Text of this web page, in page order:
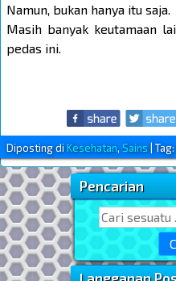
Namun, bukan hanya itu saja.
Masih banyak keutamaan
pedas ini.
Diposting diKesehatan,Sains|Tag:
Sidebar
Pencarian
Search for:
Langganan